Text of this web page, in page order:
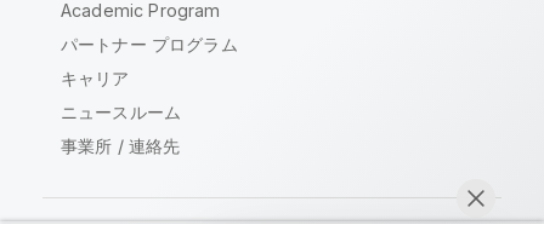
Academic Program
パートナー プログラム
キャリア
ニュースルーム
事業所 / 連絡先